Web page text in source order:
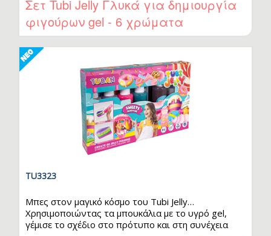
σε κερδίσει ο κόσμος του gel, μπορείς να αγοράσεις
επιπλέον χρώματα ξεχωριστά. Το σετ
περιλαμβάνει: 6 χρώματα gel (150 ml…
Σετ Tubi Jelly Γλυκά για δημιουργία
φιγούρων gel - 6 χρώματα
TU3323
Μπες στον μαγικό κόσμο του Tubi Jelly…
Χρησιμοποιώντας τα μπουκάλια με το υγρό gel,
γέμισε το σχέδιο στο πρότυπο και στη συνέχεια